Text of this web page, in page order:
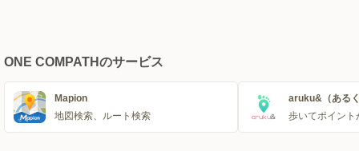
ONE COMPATHのサービス
Mapion
地図検索、ルート検索
aruku&（ある
歩いてポイント